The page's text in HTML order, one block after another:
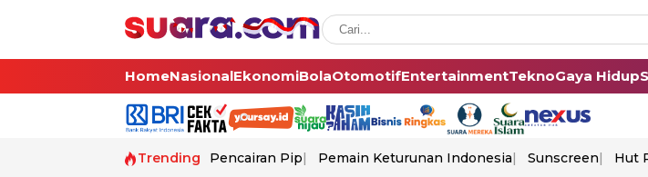
HomeNasionalEkonomiBolaOtomotifEntertainmentTeknoGaya Hidup
Trending Pencairan Pip Pemain Keturunan Indonesia Sunscreen Hut